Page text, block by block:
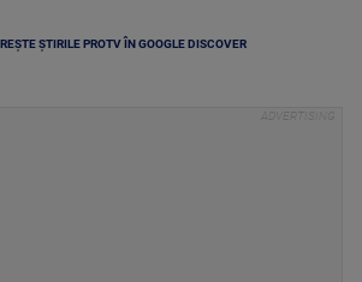
ȘTIRILE PROTV ÎN GOOGLE DISCOVER